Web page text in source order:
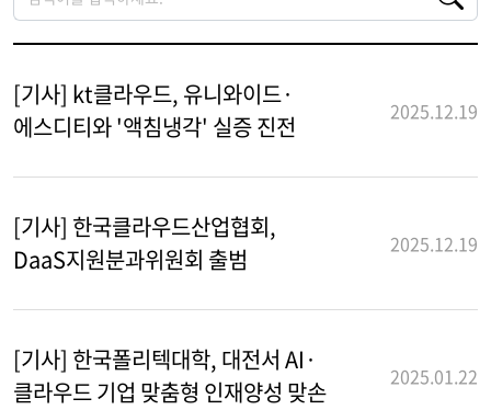
[기사] kt클라우드, 유니와이드·
에스디티와 '액침냉각' 실증 진전
2025.12.19
[기사] 한국클라우드산업협회,
DaaS지원분과위원회 출범
2025.12.19
[기사] 한국폴리텍대학, 대전서 AI·
클라우드 기업 맞춤형 인재양성 맞손
2025.01.22